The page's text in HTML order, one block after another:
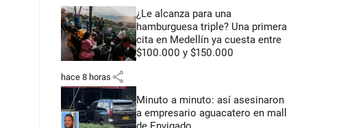
¿Le alcanza para una
hamburguesa triple? Una primera
cita en Medellín ya cuesta entre
$100.000 y $150.000
hace 8 horas share
Minuto a minuto: así asesinaron
a empresario aguacatero en mall